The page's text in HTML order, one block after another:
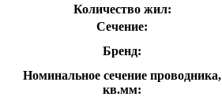
Количество жил:
Сечение:
Бренд:
Номинальное сечение проводника,
кв.мм: